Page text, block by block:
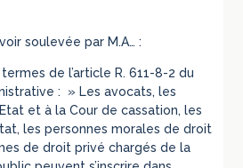
soulevée par M.A… :
termes de l’article R. 611-8-2 du
: » Les avocats, les
et à la Cour de cassation, les
les personnes morales de droit
de droit privé chargés de la